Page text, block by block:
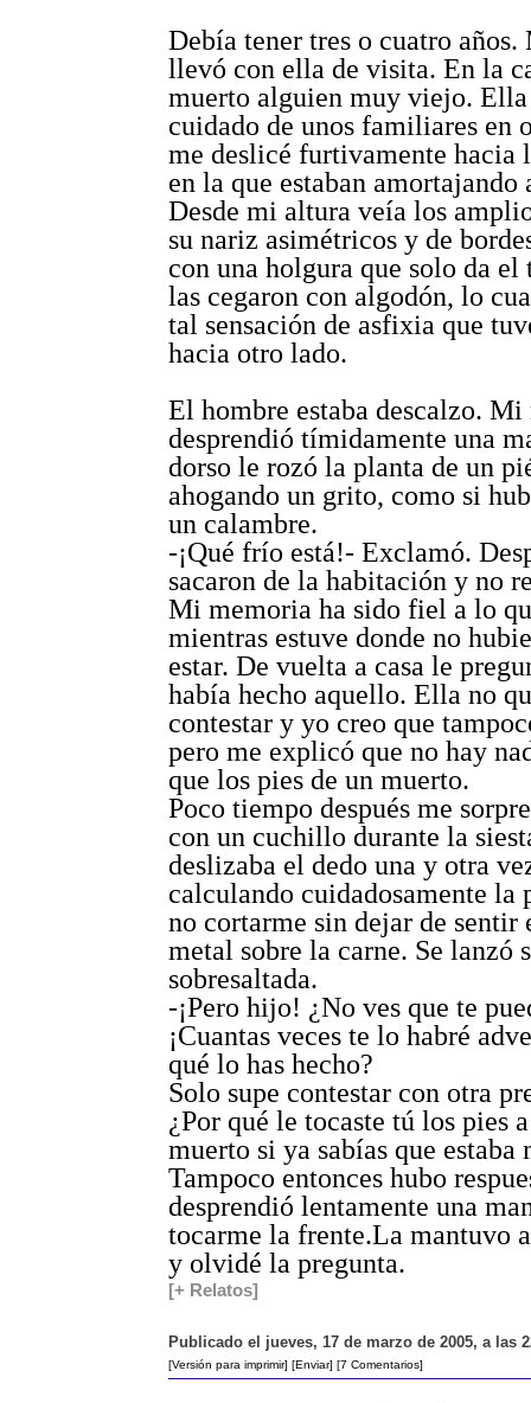
Debía tener tres o cuatro
llevó con ella de visita. En la
muerto alguien muy viejo.
cuidado de unos familiares en
me deslicé furtivamente hacia
en la que estaban
Desde mi altura veía los
su nariz asimétricos y de
con una holgura que solo da el
las cegaron con algodón, lo
tal sensación de asfixia que
hacia otro lado.
El hombre estaba descalzo. Mi
desprendió tímidamente una
dorso le rozó la planta de un
ahogando un grito, como si
un calambre.
-¡Qué frío está!- Exclamó.
sacaron de la habitación y no
Mi memoria ha sido fiel a lo
mientras estuve donde no
estar. De vuelta a casa le
había hecho aquello. Ella no
contestar y yo creo que
pero me explicó que no hay
que los pies de un muerto.
Poco tiempo después me
con un cuchillo durante la
deslizaba el dedo una y otra
calculando cuidadosamente la
no cortarme sin dejar de
metal sobre la carne. Se lanzó
sobresaltada.
-¡Pero hijo! ¿No ves que te
¡Cuantas veces te lo habré
qué lo has hecho?
Solo supe contestar con otra
¿Por qué le tocaste tú los pies
muerto si ya sabías que estaba
Tampoco entonces hubo
desprendió lentamente una
tocarme la frente.La mantuvo
y olvidé la pregunta.
[+ Relatos]
Publicado el jueves, 17 de marzo de 2005, a las
[Versión para imprimir] [Enviar] [7 Comentarios]